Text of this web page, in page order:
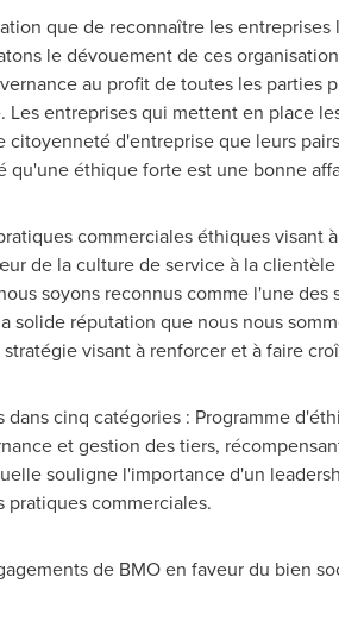
que de reconnaître les
le dévouement de ces
au profit de toutes les parties
entreprises qui mettent en place
d'entreprise que leurs
éthique forte est une bonne
commerciales éthiques
de la culture de service à la
soyons reconnus comme l'une
solide réputation que nous nous
visant à renforcer et à faire
dans cinq catégories : Programme
et gestion des tiers,
souligne l'importance d'un
commerciales.
de BMO en faveur du bien